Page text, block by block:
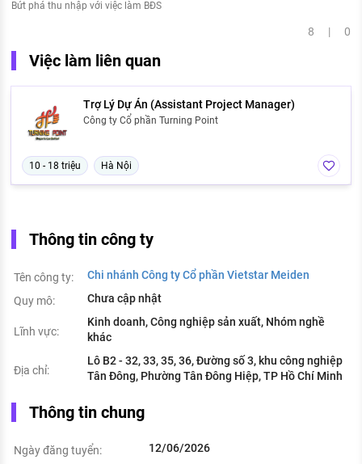
Bứt phá thu nhập với việc làm BĐS
8 | 0
Việc làm liên quan
Trợ Lý Dự Án (Assistant Project Manager)
Công ty Cổ phần Turning Point
10 - 18 triệu Hà Nội
Thông tin công ty
Tên công ty:
Chi nhánh Công ty Cổ phần Vietstar Meiden
Quy mô:
Chưa cập nhật
Lĩnh vực:
Kinh doanh, Công nghiệp sản xuất, Nhóm nghề
khác
Địa chỉ:
Lô B2 - 32, 33, 35, 36, Đường số 3, khu công nghiệp
Tân Đông, Phường Tân Đông Hiệp, TP Hồ Chí Minh
Thông tin chung
Ngày đăng tuyển:
12/06/2026